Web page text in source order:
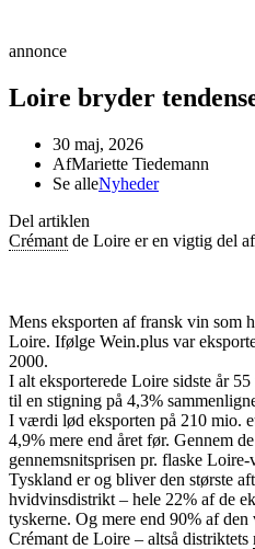
annonce
Loire bryder
30 maj, 2026
AfMariette Tiedemann
Se alleNyheder
Del artiklen
Crémant de Loire er en vigtig del
Mens eksporten af fransk vin som
Loire. Ifølge Wein.plus var
2000.
I alt eksporterede Loire sidste år
til en stigning på 4,3%
I værdi lød eksporten på 210 mio.
4,9% mere end året før. Gennem
gennemsnitsprisen pr. flaske
Tyskland er og bliver den største
hvidvinsdistrikt – hele 22% af de
tyskerne. Og mere end 90% af
Crémant de Loire – altså distriktets